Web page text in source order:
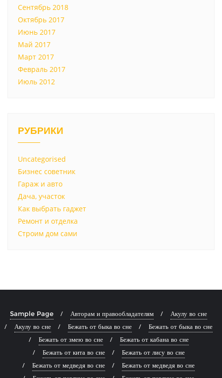
Сентябрь 2018
Октябрь 2017
Июнь 2017
Май 2017
Март 2017
Февраль 2017
Июль 2012
РУБРИКИ
Uncategorised
Бизнес советник
Гараж и авто
Дача, участок
Как выбрать гаджет
Ремонт и отделка
Строим дом сами
Sample Page Авторам и правообладателям
Акулу во сне
Акулу во сне
Бежать от быка во сне
Бежать от быка во сне
Бежать от змею во сне
Бежать от кабана во сне
Бежать от кита во сне
Бежать от лису во сне
Бежать от медведя во сне
Бежать от медведя во сне